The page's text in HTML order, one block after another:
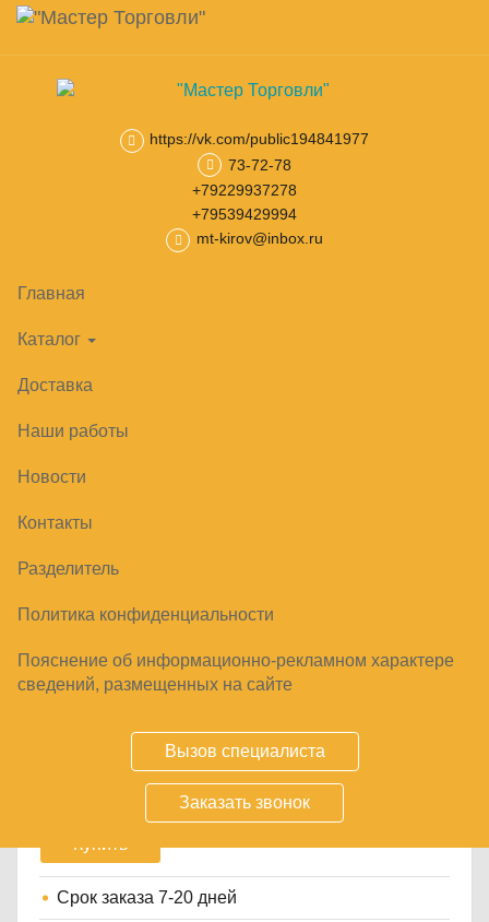
Skip
main
content
Навигация
https://vk.com/public194841977
73-72-78
+79229937278
+79539429994
mt-kirov@inbox.ru
Главная
Каталог
Доставка
Наши работы
Новости
Контакты
Разделитель
Политика конфиденциальности
Пояснение об информационно-рекламном характере
сведений, размещенных на сайте
Вызов специалиста
Заказать звонок
Корзина
товар(ов)
Горки холодильные Холодильные
ГОРКА ГАСТРОНОМИЧЕСКАЯ FC14-06 VM
0,7-2 CARBOMA CUBE
Купить
Срок заказа 7-20 дней